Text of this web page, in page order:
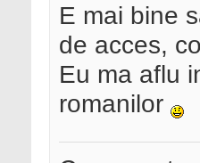
E mai bine
de acces,
Eu ma aflu
romanilor